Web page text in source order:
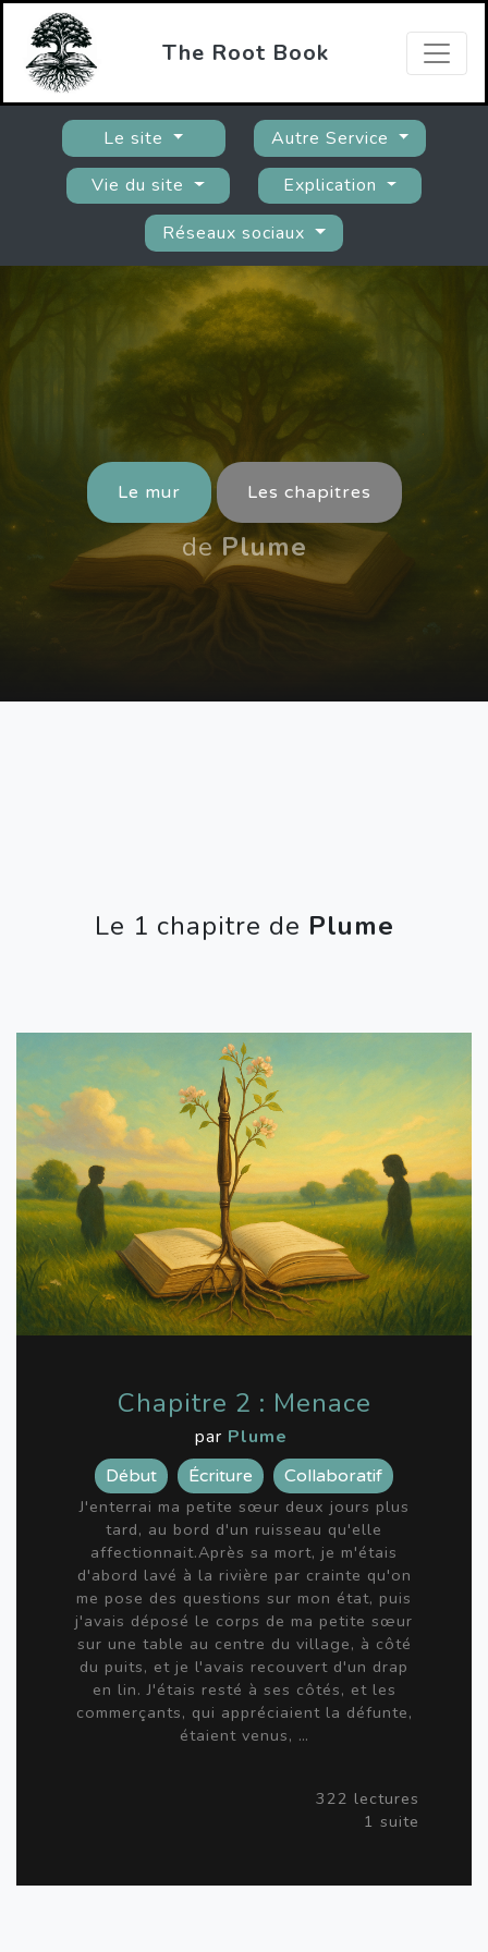
The Root Book
Le site
Autre Service
Vie du site
Explication
Réseaux sociaux
Le mur Les chapitres
dePlume
Le 1 chapitre de Plume
Chapitre 2 : Menace
par Plume
Début Écriture
Collaboratif
J'enterrai ma petite sœur deux jours plus
tard, au bord d'un ruisseau qu'elle
affectionnait.Après sa mort, je m'étais
d'abord lavé à la rivière par crainte qu'on
me pose des questions sur mon état, puis
j'avais déposé le corps de ma petite sœur
sur une table au centre du village, à côté
du puits, et je l'avais recouvert d'un drap
en lin. J'étais resté à ses côtés, et les
commerçants, qui appréciaient la défunte,
étaient venus, …
322 lectures
1 suite